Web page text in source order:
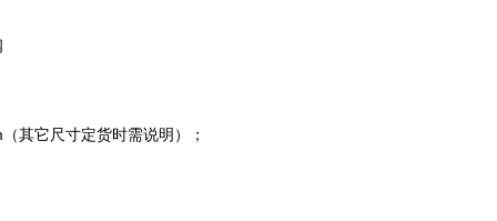
其它尺寸定货时需说明）；